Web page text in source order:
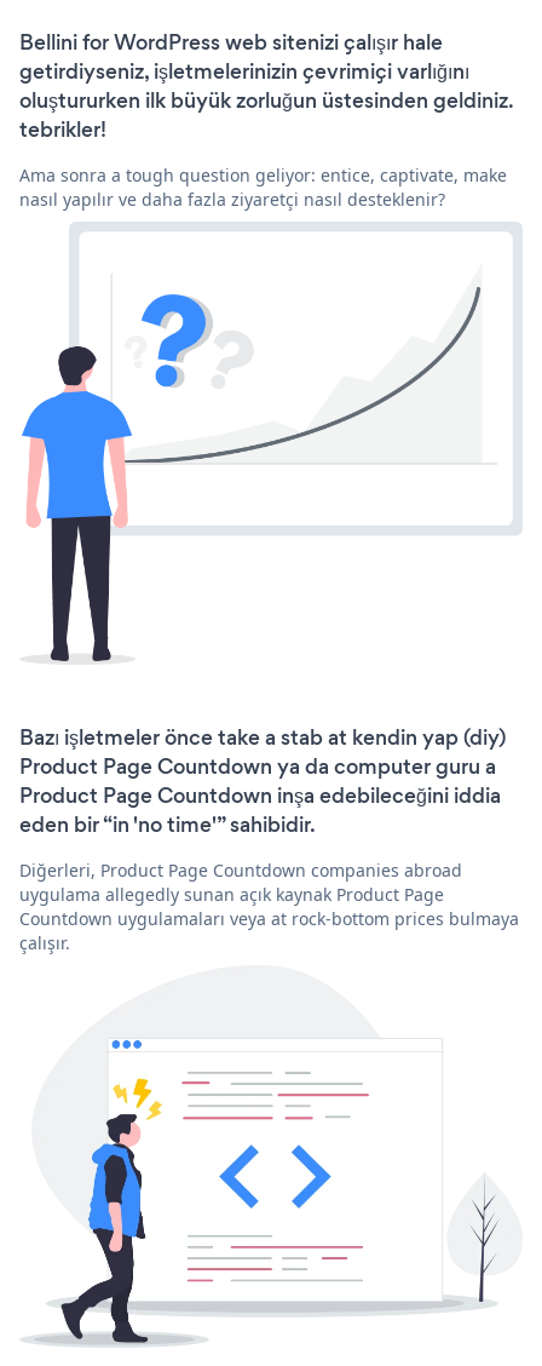
Bellini for WordPress web sitenizi çalışır hale
getirdiyseniz, işletmelerinizin çevrimiçi varlığını
oluştururken ilk büyük zorluğun üstesinden geldiniz.
tebrikler!
Ama sonra a tough question geliyor: entice, captivate, make
nasıl yapılır ve daha fazla ziyaretçi nasıl desteklenir?
Bazı işletmeler önce take a stab at kendin yap (diy)
Product Page Countdown ya da computer guru a
Product Page Countdown inşa edebileceğini iddia
eden bir “in 'no time'” sahibidir.
Diğerleri, Product Page Countdown companies abroad
uygulama allegedly sunan açık kaynak Product Page
Countdown uygulamaları veya at rock-bottom prices bulmaya
çalışır.